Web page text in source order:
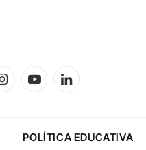
InstagramYouTubeLinkedIn
POLÍTICA EDUCATIVA